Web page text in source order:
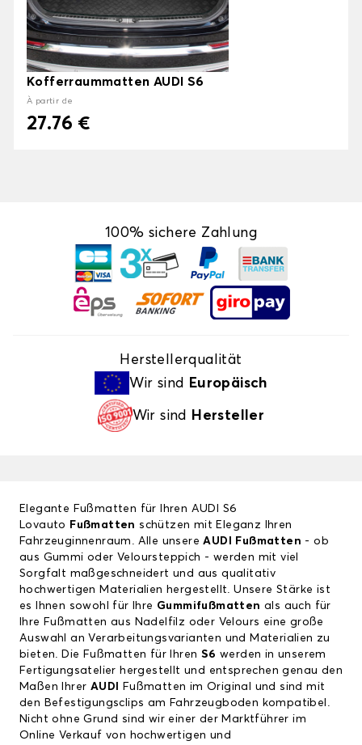
Kofferraummatten AUDI S6
À partir de
27.76 €
100% sichere Zahlung
Herstellerqualität
Wir sind
Europäisch
Wir sind Hersteller
Elegante Fußmatten für Ihren AUDI S6
Lovauto Fußmatten schützen mit Eleganz Ihren
Fahrzeuginnenraum. Alle unsereAUDI Fußmatten - ob
aus Gummi oder Veloursteppich - werden mit viel
Sorgfalt maßgeschneidert und aus qualitativ
hochwertigen Materialien hergestellt. Unsere Stärke ist
es Ihnen sowohl für Ihre Gummifußmatten als auch für
Ihre Fußmatten aus Nadelfilz oder Velours eine große
Auswahl an Verarbeitungsvarianten und Materialien zu
bieten. Die Fußmatten für Ihren S6werden in unserem
Fertigungsatelier hergestellt und entsprechen genau den
Maßen Ihrer AUDI
Fußmatten im Original und sind mit
den Befestigungsclips am Fahrzeugboden kompatibel.
Nicht ohne Grund sind wir einer der Marktführer im
Online Verkauf von hochwertigen und